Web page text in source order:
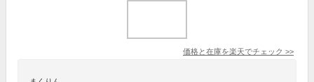
価格と在庫を楽天でチェック >>